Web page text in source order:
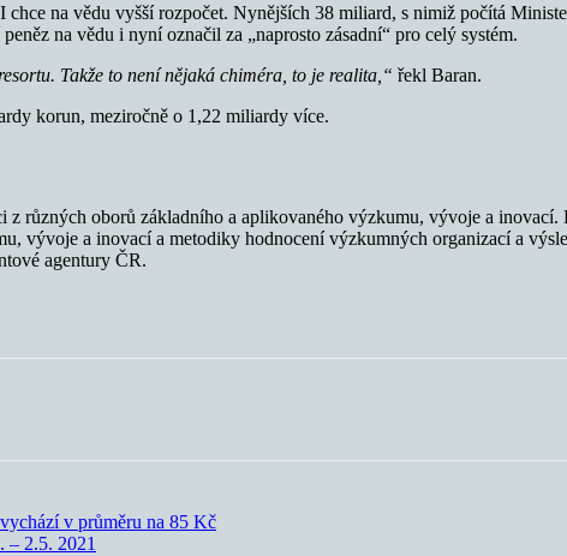
na vědu vyšší rozpočet. Nynějších 38 miliard, s nimiž počítá
na vědu i nyní označil za „naprosto zásadní“ pro celý systém.
Takže to není nějaká chiméra, to je realita,“ řekl Baran.
korun, meziročně o 1,22 miliardy více.
různých oborů základního a aplikovaného výzkumu, vývoje a
vývoje a inovací a metodiky hodnocení výzkumných organizací a
agentury ČR.
v průměru na 85 Kč
– 2.5. 2021